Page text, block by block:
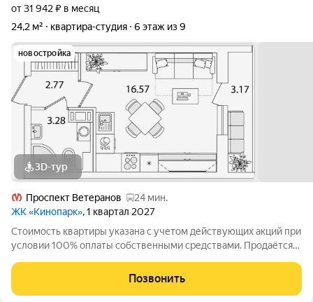
от 31 942 ₽ в месяц
24,2 м²
квартира-студия 6 этаж из 9
новостройка
3D-тур
Проспект Ветеранов
24 мин.
ЖК «Кинопарк», 1 квартал 2027
Стоимость квартиры указана с учетом действующих акций при
условии 100% оплаты собственными средствами. Продаётся
«РСТИ» (Росстройинвест). Квартира находится в 9 этажном
доме, в Очередь 1, Корпус 1
Позвонить